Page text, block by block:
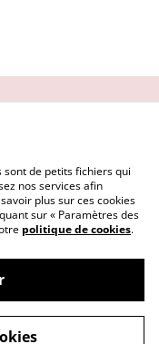
un retour
sont de petits fichiers qui
nos services afin
plus sur ces cookies
sur « Paramètres des
politique de cookies.